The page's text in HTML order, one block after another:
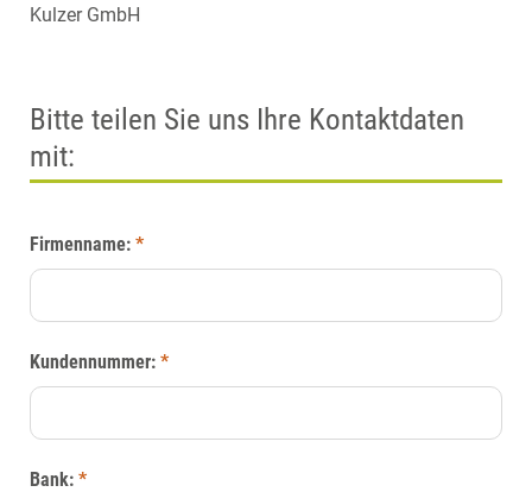
Kulzer GmbH
Bitte teilen Sie uns Ihre Kontaktdaten
mit:
Firmenname: *
Kundennummer: *
Bank: *